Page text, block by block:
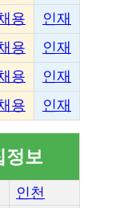
용
인재
용
인재
용
인재
용 인재
정보
인천